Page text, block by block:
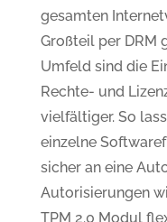
gesamten
Großteil per DRM
Umfeld sind die
Rechte- und
vielfältiger. So
einzelne
sicher an eine
Autorisierungen
TPM 2.0 Modul